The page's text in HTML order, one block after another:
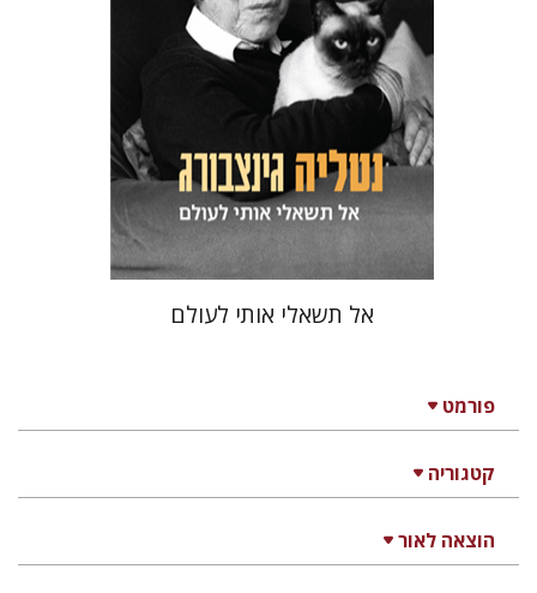
פורמט
קטגוריה
הוצאה לאור
הנחת אתר ספר מודפס
$35
$32
אל תשאלי אותי לעולם